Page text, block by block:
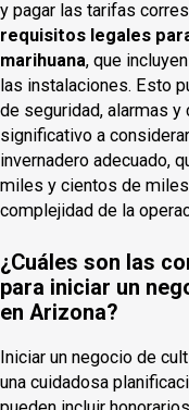
y pagar las tarifas
requisitos legales
marihuana, que
las instalaciones. Esto
de seguridad, alarmas y
significativo a
invernadero adecuado,
miles y cientos de
complejidad de la
¿Cuáles son las
para iniciar un
en Arizona?
Iniciar un negocio de
una cuidadosa